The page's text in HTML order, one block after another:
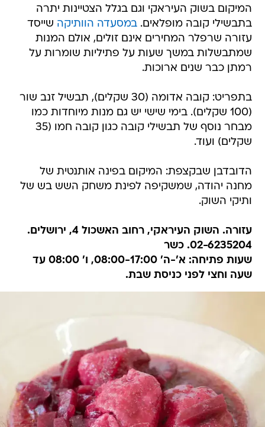
המיקום בשוק העיראקי וגם בגלל הצטיינות יתרה
בתבשילי קובה מופלאים.במסעדה הוותיקה שייסד
עזורה שרפלר המחירים אינם זולים, אולם המנות
שמתבשלות במשך שעות על פתיליות שומרות על
רמתן כבר שנים ארוכות.
בתפריט: קובה אדומה (30 שקלים), תבשיל זנב שור
(100 שקלים). בימי שישי יש גם מנות מיוחדות כמו
מבחר נוסף של תבשילי קובה כגון קובה חמו (35
שקלים) ועוד.
הדובדבן שבקצפת: המיקום בפינה אותנטית של
מחנה יהודה, שמשקיפה לפינת משחק השש בש של
ותיקי השוק.
עזורה. השוק העיראקי, רחוב האשכול 4, ירושלים.
02-6235204. כשר
שעות פתיחה: א'-ה' 08:00-17:00, ו' 08:00 עד
שעה וחצי לפני כניסת שבת.